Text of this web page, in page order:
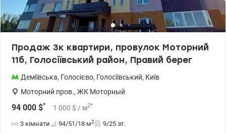
Продаж 3к квартири, провулок Моторний
11б, Голосіївський район, Правий берег
Деміївська, Голосієво, Голосіївський, Київ
Моторний пров., ЖК Моторный
94 000 $* 1 000 $ / м2*
3 кімнати 94/51/18 м2 9/25 эт.